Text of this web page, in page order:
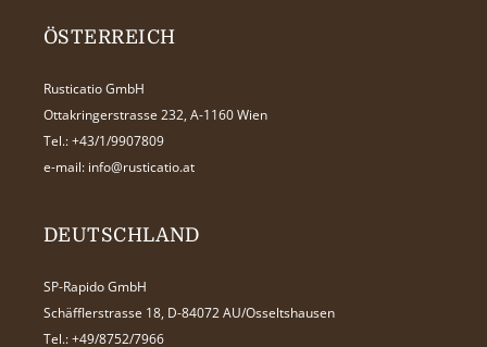
ÖSTERREICH
Rusticatio GmbH
Ottakringerstrasse 232, A-1160 Wien
Tel.: +43/1/9907809
e-mail: info@rusticatio.at
DEUTSCHLAND
SP-Rapido GmbH
Schäfflerstrasse 18, D-84072 AU/Osseltshausen
Tel.: +49/8752/7966